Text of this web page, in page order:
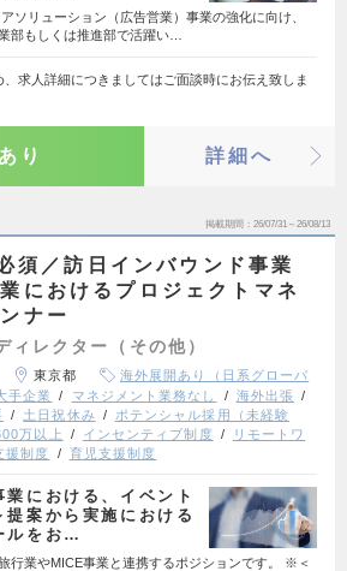
ソリューション（広告営業）事業の強化に向け、
部もしくは推進部で活躍い…
、求人詳細につきましてはご面談時にお伝え致しま
り 詳細へ
掲載期間 26/07/31～26/08/13
須／訪日インバウンド事業
おけるプロジェクトマネ
ナー
ィレクター（その他）
東京都
海外展開あり（日系グローバ
手企業 マネジメント業務なし
海外出張
土日祝休み
ポテンシャル採用（未経験
万以上 インセンティブ制度
リモートワ
援制度 育児支援制度
における、イベント
案から実施における
ルをお…
行業やMICE事業と連携するポジションです。 ※＜